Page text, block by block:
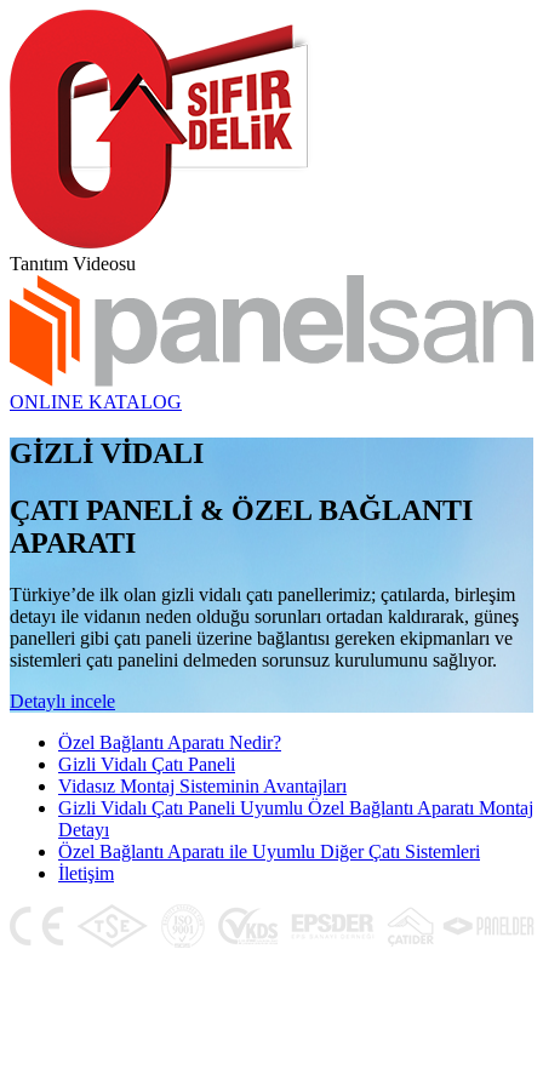
Tanıtım Videosu
ONLINE KATALOG
GİZLİ VİDALI
ÇATI PANELİ & ÖZEL BAĞLANTI
APARATI
Türkiye’de ilk olan gizli vidalı çatı panellerimiz; çatılarda, birleşim
detayı ile vidanın neden olduğu sorunları ortadan kaldırarak, güneş
panelleri gibi çatı paneli üzerine bağlantısı gereken ekipmanları ve
sistemleri çatı panelini delmeden sorunsuz kurulumunu sağlıyor.
Detaylı incele
Özel Bağlantı Aparatı Nedir?
Gizli Vidalı Çatı Paneli
Vidasız Montaj Sisteminin Avantajları
Gizli Vidalı Çatı Paneli Uyumlu Özel Bağlantı Aparatı Montaj
Detayı
Özel Bağlantı Aparatı ile Uyumlu Diğer Çatı Sistemleri
İletişim